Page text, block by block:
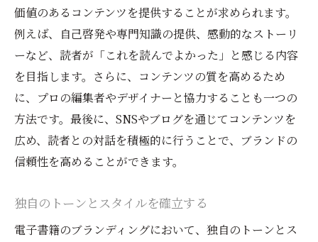
電子書籍市場でブランド力を高めるための具体
的なアプローチ
データ分析を活用して戦略を最適化
読者のニーズに応えるコンテンツを提供
マーケティングオートメーションの導入
パートナーシップやコラボレーションを活
用
ブランディングの一貫性を維持する
持続可能な成長戦略を設定する
価値のあるコンテンツを提供することが求められます。
例えば、自己啓発や専門知識の提供、感動的なストーリ
ーなど、読者が「これを読んでよかった」と感じる内容
を目指します。さらに、コンテンツの質を高めるため
に、プロの編集者やデザイナーと協力することも一つの
方法です。最後に、SNSやブログを通じてコンテンツを
広め、読者との対話を積極的に行うことで、ブランドの
信頼性を高めることができます。
独自のトーンとスタイルを確立する
電子書籍のブランディングにおいて、独自のトーンとス